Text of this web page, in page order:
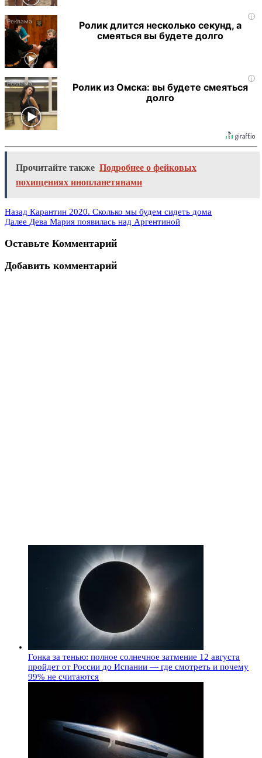
i
Ролик длится несколько секунд, а
смеяться вы будете долго
i
Ролик из Омска: вы будете смеяться
долго
Прочитайте также Подробнее о фейковых
похищениях инопланетянами
Назад Карантин 2020. Сколько мы будем сидеть дома
Далее Дева Мария появилась над Аргентиной
Оставьте Комментарий
Добавить комментарий
Гонка за тенью: полное солнечное затмение 12 августа
пройдет от России до Испании — где смотреть и почему
99% не считаются